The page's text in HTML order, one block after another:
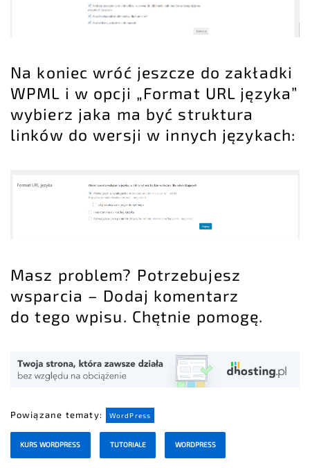
Na koniec wróć jeszcze do zakładki
WPML i w opcji „Format URL języka”
wybierz jaka ma być struktura
linków do wersji w innych językach:
Masz problem? Potrzebujesz
wsparcia – Dodaj komentarz
do tego wpisu. Chętnie pomogę.
Powiązane tematy: WordPress
KURS WORDPRESS TUTORIALE WORDPRESS